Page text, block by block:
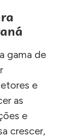
gama de
e
as
e
crescer,